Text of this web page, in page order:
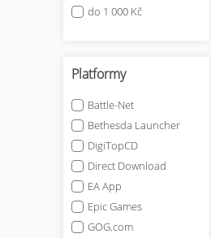
do 1 000 Kč
Platformy
Battle-Net
Bethesda Launcher
DigiTopCD
Direct Download
EA App
Epic Games
GOG.com